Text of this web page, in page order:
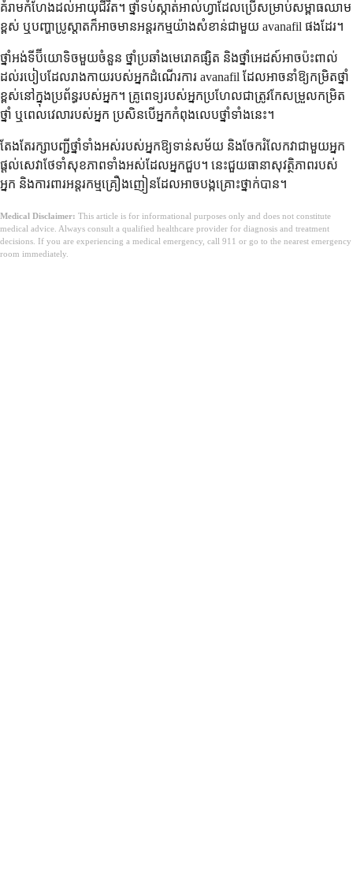
គំរាមកំហែងដល់អាយុជីវិត។ ថ្នាំទប់ស្កាត់អាល់ហ្វាដែលប្រើសម្រាប់សម្ពាធឈាម
ខ្ពស់ ឬបញ្ហាប្រូស្តាតក៏អាចមានអន្តរកម្មយ៉ាងសំខាន់ជាមួយ avanafil ផងដែរ។
ថ្នាំអង់ទីប៊ីយោទិចមួយចំនួន ថ្នាំប្រឆាំងមេរោគផ្សិត និងថ្នាំអេដស៍អាចប៉ះពាល់
ដល់របៀបដែលរាងកាយរបស់អ្នកដំណើរការ avanafil ដែលអាចនាំឱ្យកម្រិតថ្នាំ
ខ្ពស់នៅក្នុងប្រព័ន្ធរបស់អ្នក។ គ្រូពេទ្យរបស់អ្នកប្រហែលជាត្រូវកែសម្រួលកម្រិត
ថ្នាំ ឬពេលវេលារបស់អ្នក ប្រសិនបើអ្នកកំពុងលេបថ្នាំទាំងនេះ។
តែងតែរក្សាបញ្ជីថ្នាំទាំងអស់របស់អ្នកឱ្យទាន់សម័យ និងចែករំលែកវាជាមួយអ្នក
ផ្តល់សេវាថែទាំសុខភាពទាំងអស់ដែលអ្នកជួប។ នេះជួយធានាសុវត្ថិភាពរបស់
អ្នក និងការពារអន្តរកម្មគ្រឿងញៀនដែលអាចបង្កគ្រោះថ្នាក់បាន។
Medical Disclaimer: This article is for informational purposes only and does not constitute
medical advice. Always consult a qualified healthcare provider for diagnosis and treatment
decisions. If you are experiencing a medical emergency, call 911 or go to the nearest emergency
room immediately.